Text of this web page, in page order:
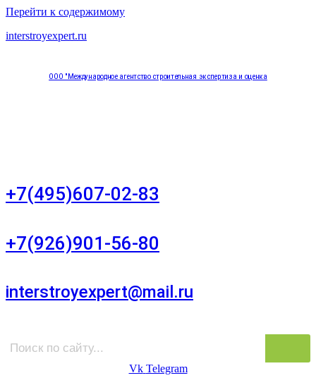
Перейти к содержимому
interstroyexpert.ru
ООО "Международное агентство строительная экспертиза и оценка
+7(495)607-02-83
+7(926)901-56-80
interstroyexpert@mail.ru
Vk Telegram